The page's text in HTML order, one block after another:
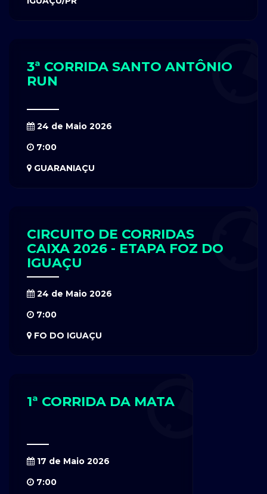
3ª CORRIDA SANTO ANTÔNIO
RUN
24 de Maio 2026
7:00
GUARANIAÇU
CIRCUITO DE CORRIDAS
CAIXA 2026 - ETAPA FOZ DO
IGUAÇU
24 de Maio 2026
7:00
FO DO IGUAÇU
1ª CORRIDA DA MATA
17 de Maio 2026
7:00